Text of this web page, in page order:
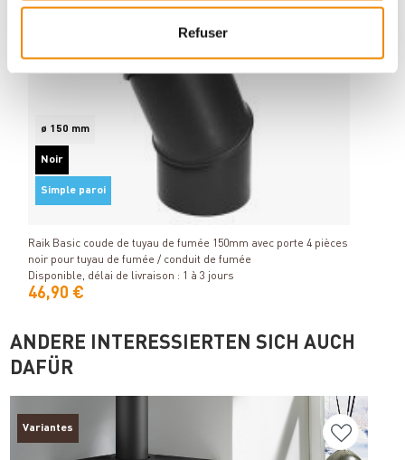
Refuser
ø 150 mm
Noir
Simple paroi
Détails
Raik Basic coude de tuyau de fumée 150mm avec porte 4 pièces
noir pour tuyau de fumée / conduit de fumée
Disponible, délai de livraison : 1 à 3 jours
46,90 €
ANDERE INTERESSIERTEN SICH AUCH
DAFÜR
Variantes